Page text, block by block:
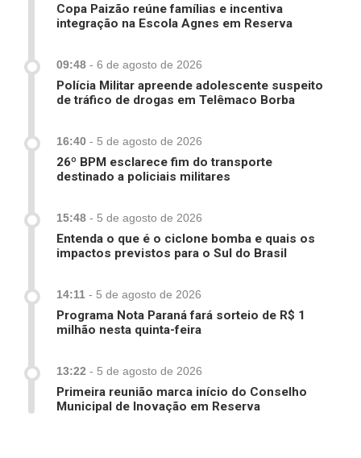
Copa Paizão reúne famílias e incentiva
integração na Escola Agnes em Reserva
09:48 - 6 de agosto de 2026
Polícia Militar apreende adolescente suspeito
de tráfico de drogas em Telêmaco Borba
16:40 - 5 de agosto de 2026
26º BPM esclarece fim do transporte
destinado a policiais militares
15:48 - 5 de agosto de 2026
Entenda o que é o ciclone bomba e quais os
impactos previstos para o Sul do Brasil
14:11 - 5 de agosto de 2026
Programa Nota Paraná fará sorteio de R$ 1
milhão nesta quinta-feira
13:22 - 5 de agosto de 2026
Primeira reunião marca início do Conselho
Municipal de Inovação em Reserva